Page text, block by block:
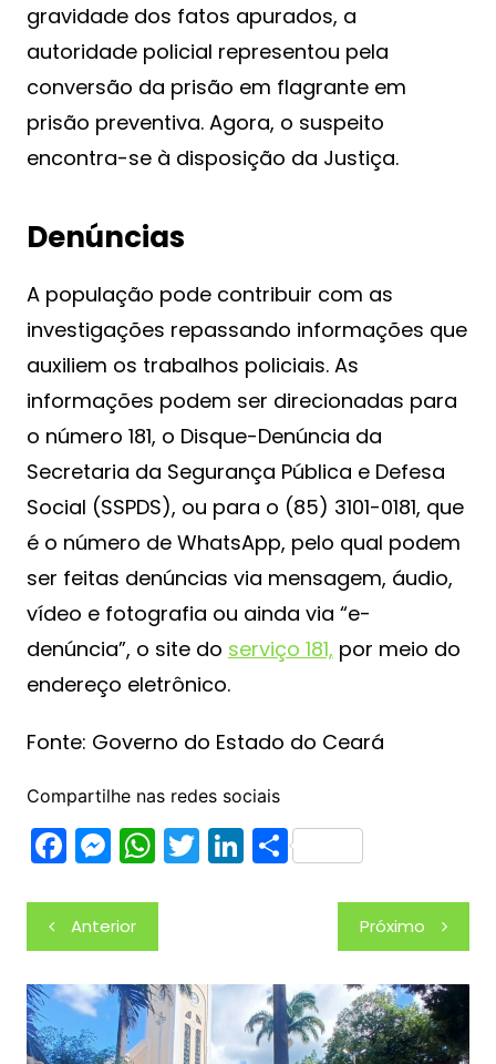
gravidade dos fatos apurados, a
autoridade policial representou pela
conversão da prisão em flagrante em
prisão preventiva. Agora, o suspeito
encontra-se à disposição da Justiça.
Denúncias
A população pode contribuir com as
investigações repassando informações que
auxiliem os trabalhos policiais. As
informações podem ser direcionadas para
o número 181, o Disque-Denúncia da
Secretaria da Segurança Pública e Defesa
Social (SSPDS), ou para o (85) 3101-0181, que
é o número de WhatsApp, pelo qual podem
ser feitas denúncias via mensagem, áudio,
vídeo e fotografia ou ainda via “e-
denúncia”, o site do serviço 181, por meio do
endereço eletrônico.
Fonte: Governo do Estado do Ceará
Compartilhe nas redes sociais
F
c
e
b
o
M
s
s
e
n
W
at
s
A
p
T Li
dI
n
S
Navegação
de
Post
Anterior Próximo